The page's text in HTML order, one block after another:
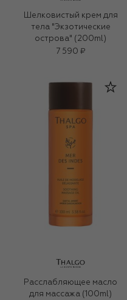
Шелковистый крем для
тела "Экзотические
острова" (200ml)
7 590 ₽
Расслабляющее масло
для массажа (100ml)